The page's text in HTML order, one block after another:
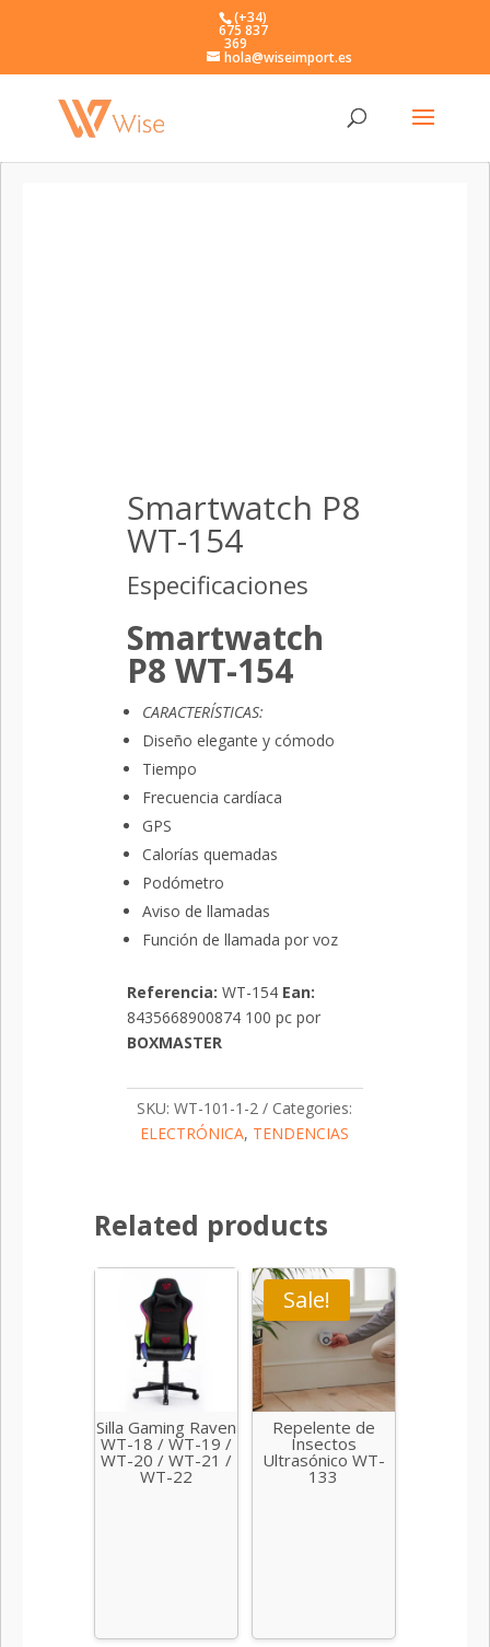
(+34)
675 837
369
hola@wiseimport.es
Smartwatch P8
WT-154
Especificaciones
Smartwatch
P8 WT-154
CARACTERÍSTICAS:
Diseño elegante y cómodo
Tiempo
Frecuencia cardíaca
GPS
Calorías quemadas
Podómetro
Aviso de llamadas
Función de llamada por voz
Referencia: WT-154 Ean:
8435668900874 100 pc por
BOXMASTER
SKU:WT-101-1-2
Categories:
ELECTRÓNICA, TENDENCIAS
Related products
Silla Gaming Raven
WT-18 / WT-19 /
WT-20 / WT-21 /
WT-22
Sale!
Repelente de
Insectos
Ultrasónico WT-
133